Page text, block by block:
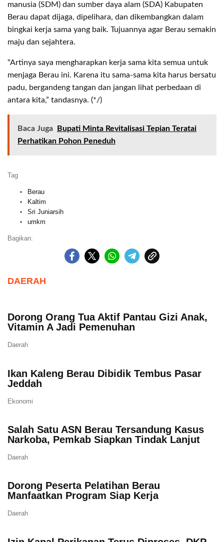
manusia (SDM) dan sumber daya alam (SDA) Kabupaten
Berau dapat dijaga, dipelihara, dan dikembangkan dalam
bingkai kerja sama yang baik. Tujuannya agar Berau semakin
maju dan sejahtera.
“Artinya saya mengharapkan kerja sama kita semua untuk
menjaga Berau ini. Karena itu sama-sama kita harus bersatu
padu, bergandeng tangan dan jangan lihat perbedaan di
antara kita,” tandasnya. (*/)
Baca Juga
Bupati Minta Revitalisasi Tepian Teratai
Perhatikan Pohon Peneduh
Tag
Berau
Kaltim
Sri Juniarsih
umkm
Bagikan:
DAERAH
Dorong Orang Tua Aktif Pantau Gizi Anak,
Vitamin A Jadi Pemenuhan
Daerah
Ikan Kaleng Berau Dibidik Tembus Pasar
Jeddah
Ekonomi
Salah Satu ASN Berau Tersandung Kasus
Narkoba, Pemkab Siapkan Tindak Lanjut
Daerah
Dorong Peserta Pelatihan Berau
Manfaatkan Program Siap Kerja
Daerah